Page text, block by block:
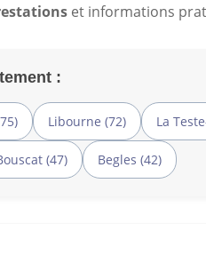
et informations
:
Libourne (72) La
(47) Begles (42)